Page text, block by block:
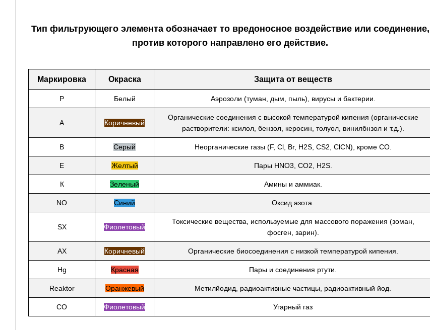
Тип фильтрующего элемента обозначает то вредоносное воздействие или соединение,
против которого направлено его действие.
Маркировка Окраска Защита от веществ
Р Белый Аэрозоли (туман, дым, пыль), вирусы и бактерии.
А Коричневый
Органические соединения с высокой температурой кипения (органические
растворители: ксилол, бензол, керосин, толуол, винилбнзол и т.д.).
B Серый Неорганические газы (F, Cl, Br, H2S, CS2, ClCN), кроме СО.
Е Желтый Пары HNO3, CO2, H2S.
К Зеленый Амины и аммиак.
NO Синий Оксид азота.
SX Фиолетовый
Токсические вещества, используемые для массового поражения (зоман,
фосген, зарин).
AX Коричневый Органические биосоединения с низкой температурой кипения.
Hg Красная Пары и соединения ртути.
Reaktor Оранжевый Метилйодид, радиоактивные частицы, радиоактивный йод.
СО Фиолетовый Угарный газ